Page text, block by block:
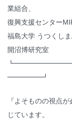
業組合、
復興支援センター
福島大学 うつくし
開沼博研究室
━━━━━┛
『よそものの視点
じています。